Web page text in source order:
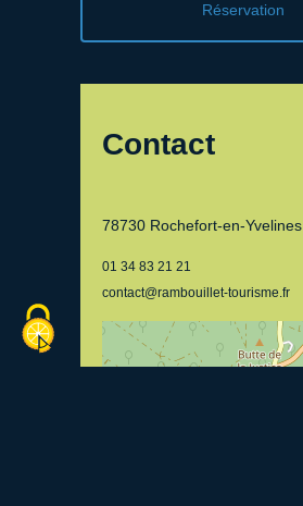
Réservation
Contact
78730 Rochefort-en-Yvelines
01 34 83 21 21
contact@rambouillet-tourisme.fr